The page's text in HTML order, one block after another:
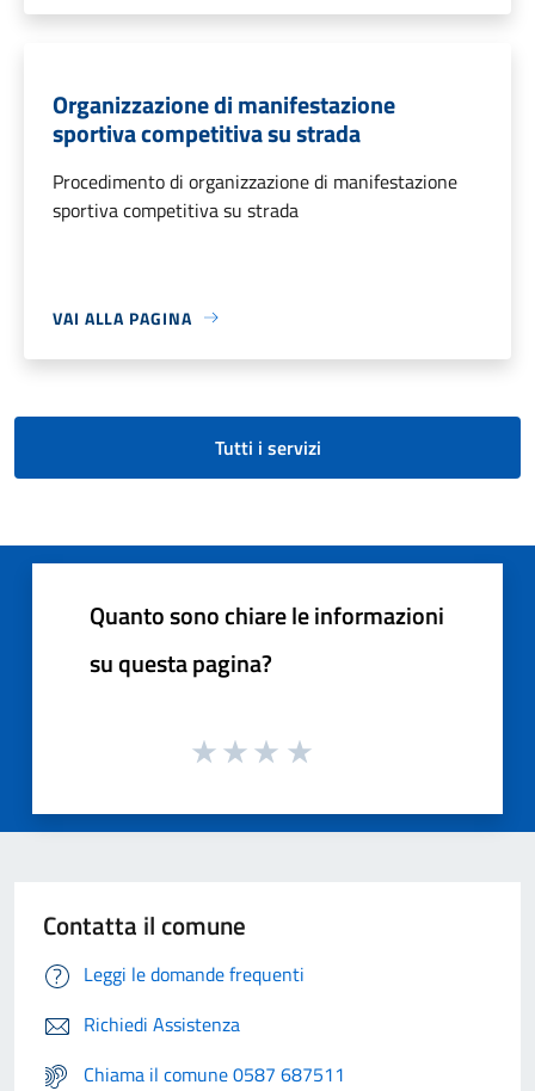
Organizzazione di manifestazione
sportiva competitiva su strada
Procedimento di organizzazione di manifestazione
sportiva competitiva su strada
VAI ALLA PAGINA
Tutti i servizi
Quanto sono chiare le informazioni
su questa pagina?
Contatta il comune
Leggi le domande frequenti
Richiedi Assistenza
Chiama il comune 0587 687511